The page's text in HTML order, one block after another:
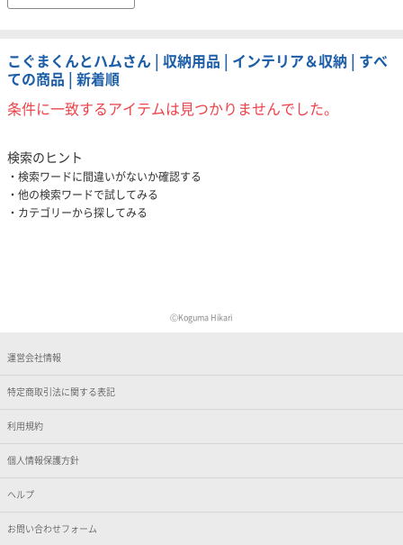
こぐまくんとハムさん | 収納用品 | インテリア＆収納 | すべ
ての商品 | 新着順
条件に一致するアイテムは見つかりませんでした。
検索のヒント
検索ワードに間違いがないか確認する
他の検索ワードで試してみる
カテゴリーから探してみる
ⒸKoguma Hikari
運営会社情報
特定商取引法に関する表記
利用規約
個人情報保護方針
ヘルプ
お問い合わせフォーム